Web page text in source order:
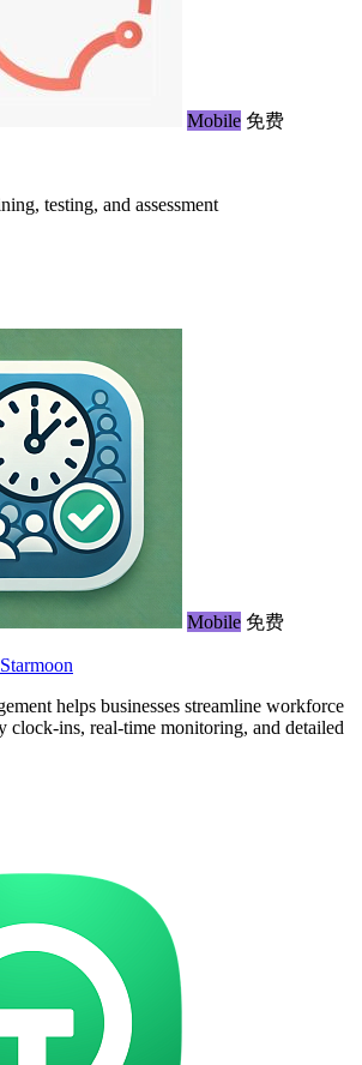
Mobile 免费
testing, and assessment
Mobile 免费
helps businesses streamline workforce
clock-ins, real-time monitoring, and detailed